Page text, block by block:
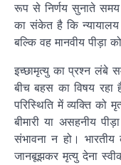
रूप से निर्णय सुनाते समय
का संकेत है कि
बल्कि वह मानवीय पीड़ा
इच्छामृत्यु का प्रश्न लंबे
बीच बहस का विषय रहा
परिस्थिति में व्यक्ति को
बीमारी या असहनीय
संभावना न हो।
जानबूझकर मृत्यु देना